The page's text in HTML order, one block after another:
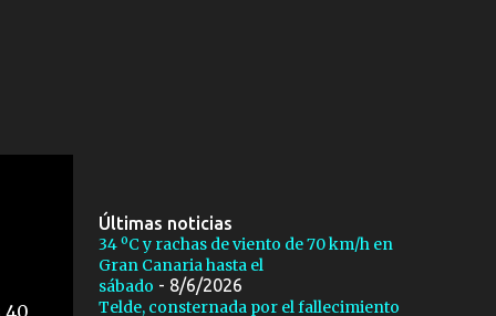
40
Últimas noticias
34 ºC y rachas de viento de 70 km/h en
Gran Canaria hasta el
sábado - 8/6/2026
Telde, consternada por el fallecimiento